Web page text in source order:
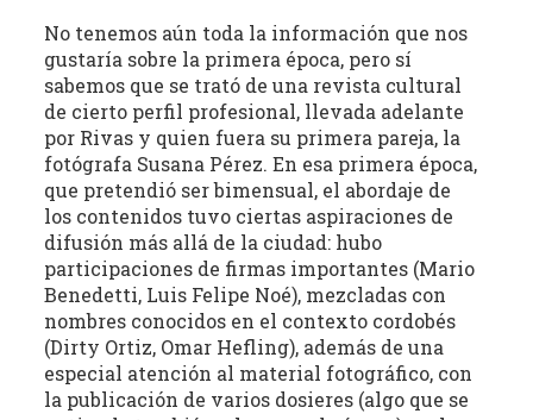
manifestaciones.
No tenemos aún toda la información que nos
gustaría sobre la primera época, pero sí
sabemos que se trató de una revista cultural
de cierto perfil profesional, llevada adelante
por Rivas y quien fuera su primera pareja, la
fotógrafa Susana Pérez. En esa primera época,
que pretendió ser bimensual, el abordaje de
los contenidos tuvo ciertas aspiraciones de
difusión más allá de la ciudad: hubo
participaciones de firmas importantes (Mario
Benedetti, Luis Felipe Noé), mezcladas con
nombres conocidos en el contexto cordobés
(Dirty Ortiz, Omar Hefling), además de una
especial atención al material fotográfico, con
la publicación de varios dosieres (algo que se